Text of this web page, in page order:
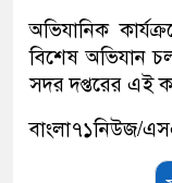
অভিযানিক
বিশেষ অভিযান
সদর দপ্তরের এই
বাংলা৭১নিউজ/